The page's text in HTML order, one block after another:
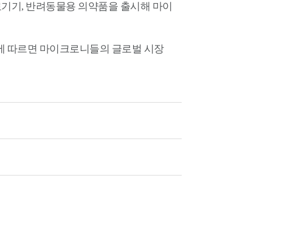
기, 반려동물용 의약품을 출시해 마이
따르면 마이크로니들의 글로벌 시장